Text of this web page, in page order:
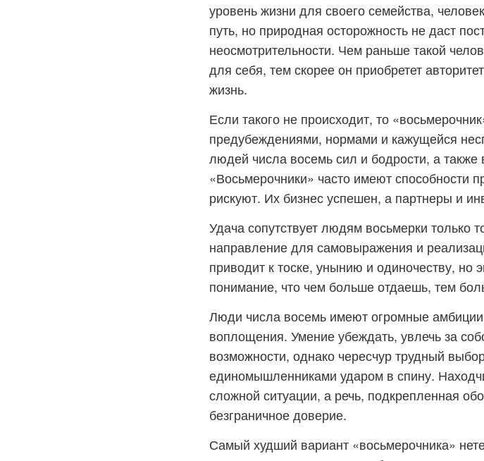
уровень жизни для своего семейства,
путь, но природная осторожность не даст
неосмотрительности. Чем раньше такой
для себя, тем скорее он приобретет
жизнь.
Если такого не происходит, то
предубеждениями, нормами и кажущейся
людей числа восемь сил и бодрости, а также
«Восьмерочники» часто имеют способности
рискуют. Их бизнес успешен, а партнеры и
Удача сопутствует людям восьмерки только
направление для самовыражения и
приводит к тоске, унынию и одиночеству, но
понимание, что чем больше отдаешь, тем
Люди числа восемь имеют огромные
воплощения. Умение убеждать, увлечь за
возможности, однако чересчур трудный
единомышленниками ударом в спину.
сложной ситуации, а речь, подкрепленная
безграничное доверие.
Самый худший вариант «восьмерочника»